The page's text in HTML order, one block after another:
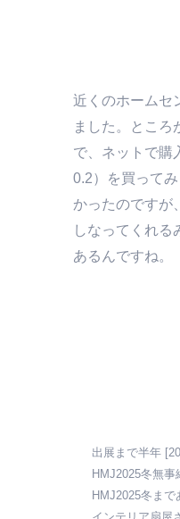
近くのホームセ
ました。ところ
で、ネットで購
0.2）を買って
かったのですが
しなってくれる
あるんですね。
出展まで半年
HMJ2025冬無事
HMJ2025冬まで